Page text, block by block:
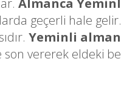
Almanca
geçerli hale
Yeminli
son vererek eldeki